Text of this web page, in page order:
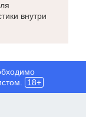
внутри
18+